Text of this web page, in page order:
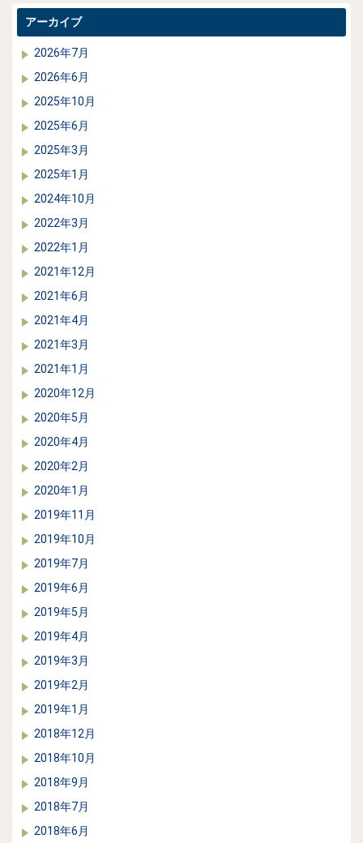
アーカイブ
2026年7月
2026年6月
2025年10月
2025年6月
2025年3月
2025年1月
2024年10月
2022年3月
2022年1月
2021年12月
2021年6月
2021年4月
2021年3月
2021年1月
2020年12月
2020年5月
2020年4月
2020年2月
2020年1月
2019年11月
2019年10月
2019年7月
2019年6月
2019年5月
2019年4月
2019年3月
2019年2月
2019年1月
2018年12月
2018年10月
2018年9月
2018年7月
2018年6月